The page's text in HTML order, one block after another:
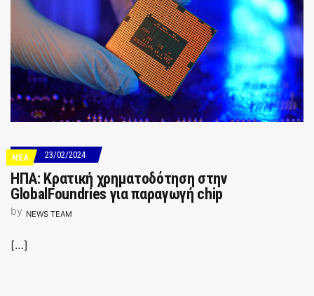
ΝΕΑ 23/02/2024
ΗΠΑ: Κρατική χρηματοδότηση στην
GlobalFoundries για παραγωγή chip
by NEWS TEAM
[…]